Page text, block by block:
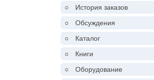
○
История заказов
○
Обсуждения
○
Каталог
○
Книги
○
Оборудование